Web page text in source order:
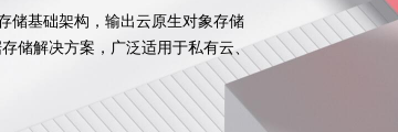
储基础架构，输出云原生对象存储
储解决方案，广泛适用于私有云、